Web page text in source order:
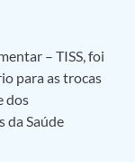
– TISS, foi
para as trocas
dos
da Saúde